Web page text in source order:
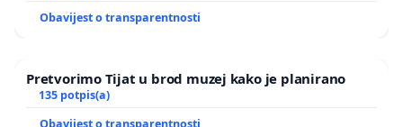
Obavijest o transparentnosti
Pretvorimo Tijat u brod muzej kako je planirano
135 potpis(a)
Obavijest o transparentnosti